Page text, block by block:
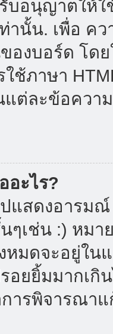
อนุญาตให้ใ
ท่านั้น. เพื่อ
องบอร์ด โด
ช้ภาษา
แต่ละข้อคว
อะไร?
แสดงอารมณ์
ๆเช่น :) หมา
หมดจะอยู่ใ
อยยิ้มมากเกิ
การพิจารณา